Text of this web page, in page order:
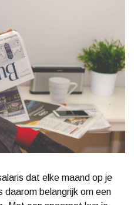
dat elke maand op je
belangrijk om een